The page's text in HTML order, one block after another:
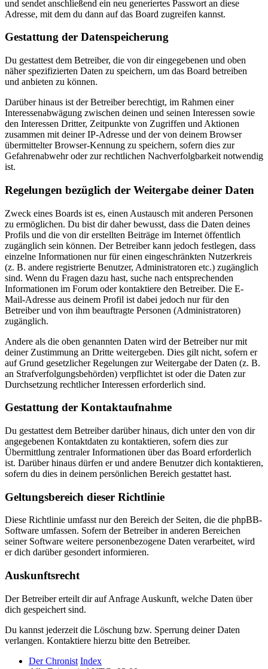
und sendet anschließend ein neu generiertes Passwort an diese
Adresse, mit dem du dann auf das Board zugreifen kannst.
Gestattung der Datenspeicherung
Du gestattest dem Betreiber, die von dir eingegebenen und oben
näher spezifizierten Daten zu speichern, um das Board betreiben
und anbieten zu können.
Darüber hinaus ist der Betreiber berechtigt, im Rahmen einer
Interessenabwägung zwischen deinen und seinen Interessen sowie
den Interessen Dritter, Zeitpunkte von Zugriffen und Aktionen
zusammen mit deiner IP-Adresse und der von deinem Browser
übermittelter Browser-Kennung zu speichern, sofern dies zur
Gefahrenabwehr oder zur rechtlichen Nachverfolgbarkeit notwendig
ist.
Regelungen bezüglich der Weitergabe deiner Daten
Zweck eines Boards ist es, einen Austausch mit anderen Personen
zu ermöglichen. Du bist dir daher bewusst, dass die Daten deines
Profils und die von dir erstellten Beiträge im Internet öffentlich
zugänglich sein können. Der Betreiber kann jedoch festlegen, dass
einzelne Informationen nur für einen eingeschränkten Nutzerkreis
(z. B. andere registrierte Benutzer, Administratoren etc.) zugänglich
sind. Wenn du Fragen dazu hast, suche nach entsprechenden
Informationen im Forum oder kontaktiere den Betreiber. Die E-
Mail-Adresse aus deinem Profil ist dabei jedoch nur für den
Betreiber und von ihm beauftragte Personen (Administratoren)
zugänglich.
Andere als die oben genannten Daten wird der Betreiber nur mit
deiner Zustimmung an Dritte weitergeben. Dies gilt nicht, sofern er
auf Grund gesetzlicher Regelungen zur Weitergabe der Daten (z. B.
an Strafverfolgungsbehörden) verpflichtet ist oder die Daten zur
Durchsetzung rechtlicher Interessen erforderlich sind.
Gestattung der Kontaktaufnahme
Du gestattest dem Betreiber darüber hinaus, dich unter den von dir
angegebenen Kontaktdaten zu kontaktieren, sofern dies zur
Übermittlung zentraler Informationen über das Board erforderlich
ist. Darüber hinaus dürfen er und andere Benutzer dich kontaktieren,
sofern du dies in deinem persönlichen Bereich gestattet hast.
Geltungsbereich dieser Richtlinie
Diese Richtlinie umfasst nur den Bereich der Seiten, die die phpBB-
Software umfassen. Sofern der Betreiber in anderen Bereichen
seiner Software weitere personenbezogene Daten verarbeitet, wird
er dich darüber gesondert informieren.
Auskunftsrecht
Der Betreiber erteilt dir auf Anfrage Auskunft, welche Daten über
dich gespeichert sind.
Du kannst jederzeit die Löschung bzw. Sperrung deiner Daten
verlangen. Kontaktiere hierzu bitte den Betreiber.
Der Chronist Index